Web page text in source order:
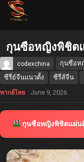
กุนซือหญิงพิชิต
codexchina กุนซือห
ซีรี่ย์จีนแนวตั้ง
ซีรี่ส์จีน
พากย์ไทย June 9, 2026
กุนซือหญิงพิชิตแผ่น